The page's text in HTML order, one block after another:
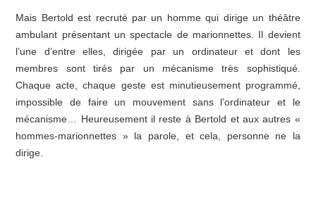
Mais Bertold est recruté par un homme qui dirige un théâtre
ambulant présentant un spectacle de marionnettes. Il devient
l’une d’entre elles, dirigée par un ordinateur et dont les
membres sont tirés par un mécanisme très sophistiqué.
Chaque acte, chaque geste est minutieusement programmé,
impossible de faire un mouvement sans l’ordinateur et le
mécanisme… Heureusement il reste à Bertold et aux autres «
hommes-marionnettes » la parole, et cela, personne ne la
dirige.